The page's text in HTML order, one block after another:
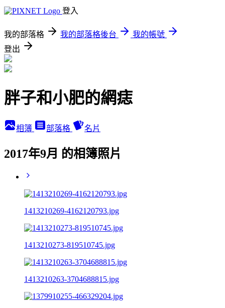
登入
我的部落格 我的部落格後台
我的帳號
登出
胖子和小肥的網痣
相簿 部落格 名片
2017年9月 的相簿照片
1413210269-4162120793.jpg
1413210273-819510745.jpg
1413210263-3704688815.jpg